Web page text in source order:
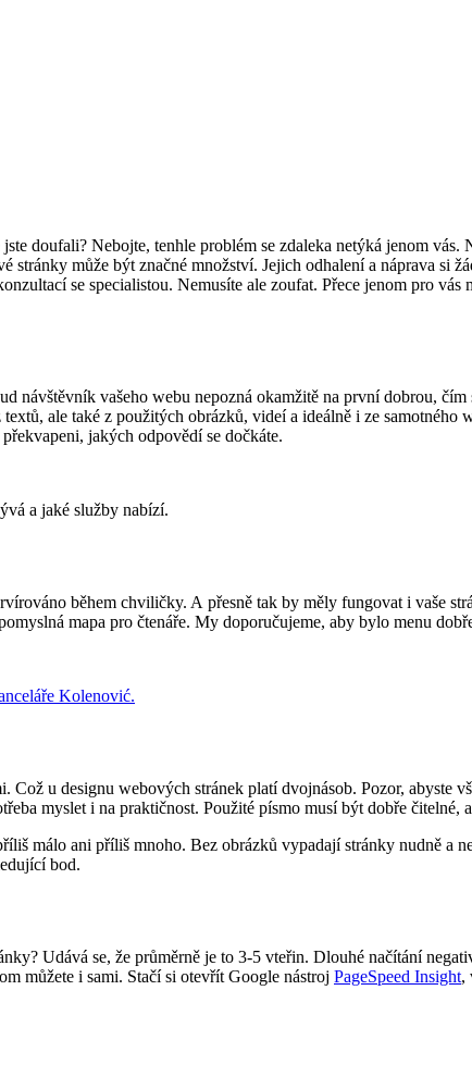
doufali? Nebojte, tenhle problém se zdaleka netýká jenom vás.
stránky může být značné množství. Jejich odhalení a náprava si
se specialistou. Nemusíte ale zoufat. Přece jenom pro
návštěvník vašeho webu nepozná okamžitě na první dobrou,
ale také z použitých obrázků, videí a ideálně i ze samotného
jakých odpovědí se dočkáte.
a jaké služby nabízí.
během chviličky. A přesně tak by měly fungovat i vaše
mapa pro čtenáře. My doporučujeme, aby bylo menu
Kolenović.
Což u designu webových stránek platí dvojnásob. Pozor, abyste
myslet i na praktičnost. Použité písmo musí být dobře
málo ani příliš mnoho. Bez obrázků vypadají stránky nudně a
bod.
Udává se, že průměrně je to 3-5 vteřin. Dlouhé načítání
můžete i sami. Stačí si otevřít Google nástroj PageSpeed Insight,